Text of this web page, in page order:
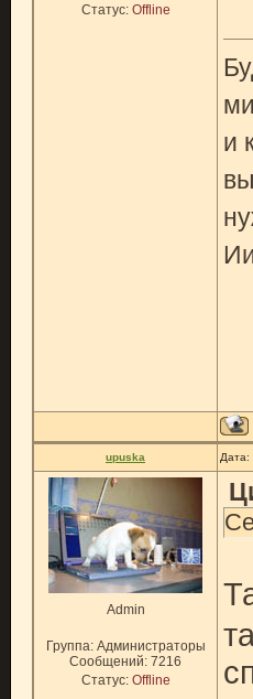
Статус: Offline
и
upuska
Admin
Группа: Администраторы
Сообщений: 7216
Статус: Offline